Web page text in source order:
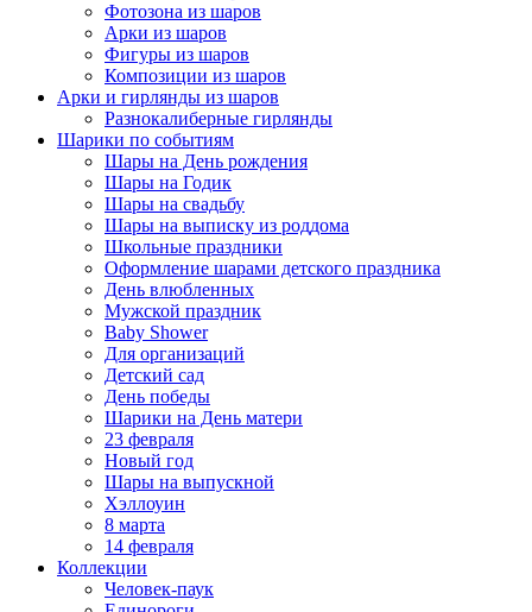
Фотозона из шаров
Арки из шаров
Фигуры из шаров
Композиции из шаров
Арки и гирлянды из шаров
Разнокалиберные гирлянды
Шарики по событиям
Шары на День рождения
Шары на Годик
Шары на свадьбу
Шары на выписку из роддома
Школьные праздники
Оформление шарами детского праздника
День влюбленных
Мужской праздник
Baby Shower
Для организаций
Детский сад
День победы
Шарики на День матери
23 февраля
Новый год
Шары на выпускной
Хэллоуин
8 марта
14 февраля
Коллекции
Человек-паук